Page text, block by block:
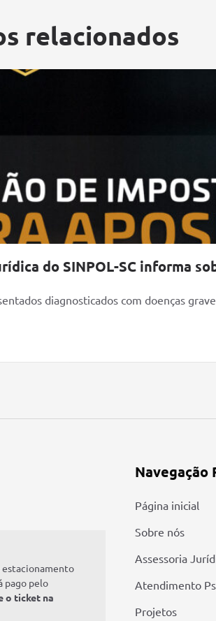
relacionados
do SINPOL-SC informa
diagnosticados com doenças
estacionamento
pago pelo
o ticket na
Navegação
Página inicial
Sobre nós
Assessoria
Atendimento
Projetos